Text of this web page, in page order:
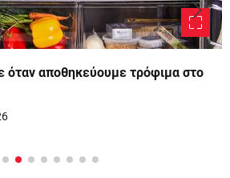
όταν αποθηκεύουμε τρόφιμα στο